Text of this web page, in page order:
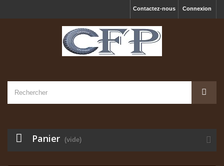
Connexion
Contactez-nous
Panier (vide)